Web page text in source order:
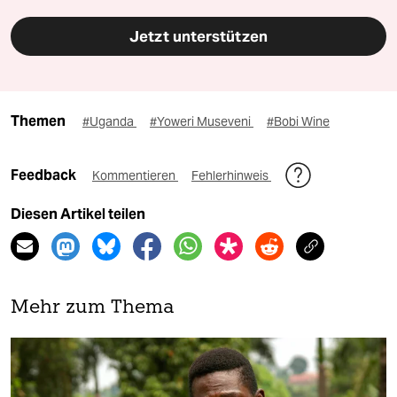
Jetzt unterstützen
Themen #Uganda #Yoweri Museveni #Bobi Wine
Feedback Kommentieren Fehlerhinweis
Diesen Artikel teilen
Mehr zum Thema